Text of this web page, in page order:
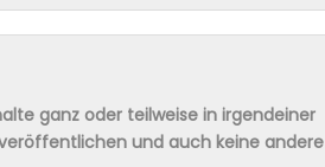
ganz oder teilweise in irgendeiner
und auch keine andere